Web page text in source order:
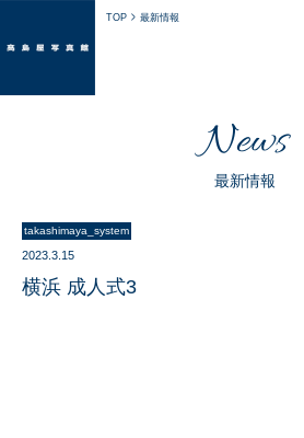
TOP 最新情報
News
最新情報
takashimaya_system
2023.3.15
横浜 成人式3